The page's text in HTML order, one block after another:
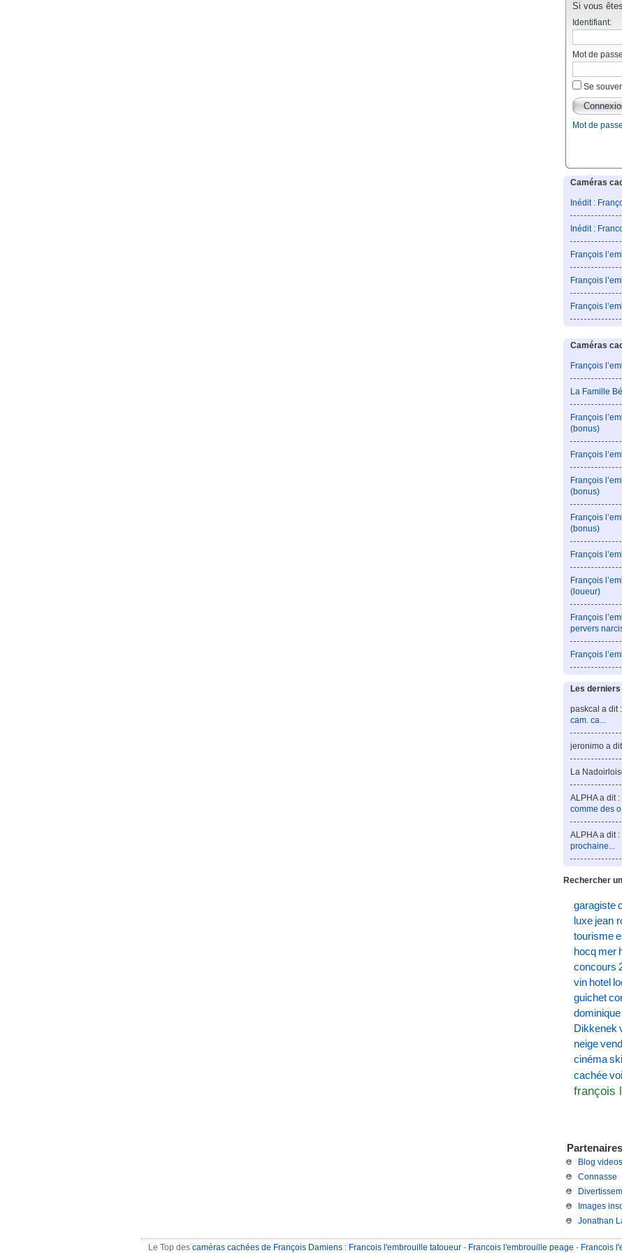
Si vous
Identifiant:
Mot de
Se
Mot de
Caméras
Inédit :
Inédit :
François
François
François
Caméras
François
La Famille
François
(bonus)
François
François
(bonus)
François
(bonus)
François
François
(loueur)
François
pervers
François
Les
paskcal a dit :
cam. ca...
jeronimo a
La
ALPHA a dit :
comme des
ALPHA a dit :
prochaine...
Rechercher
garagiste
luxe jean
tourisme
hocq mer
concours
vin hotel
guichet
dominique
Dikkenek
neige
cinémaski
cachée
françois
Blog
Connasse
Images
Jonathan
Le Top des caméras cachées de François Damiens : Francois l'embrouille tatoueur - Francois l'embrouille peage - Francois